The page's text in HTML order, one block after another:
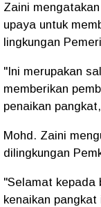
Zaini
upaya untuk
lingkungan
"Ini merupakan
memberikan
penaikan
Mohd. Zaini
dilingkungan
"Selamat kepada
kenaikan